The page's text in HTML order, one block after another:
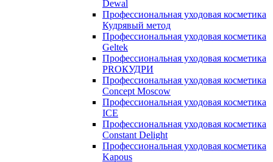
Dewal
Профессиональная уходовая косметика
Кудрявый метод
Профессиональная уходовая косметика
Geltek
Профессиональная уходовая косметика
PROКУДРИ
Профессиональная уходовая косметика
Concept Moscow
Профессиональная уходовая косметика
ICE
Профессиональная уходовая косметика
Constant Delight
Профессиональная уходовая косметика
Kapous